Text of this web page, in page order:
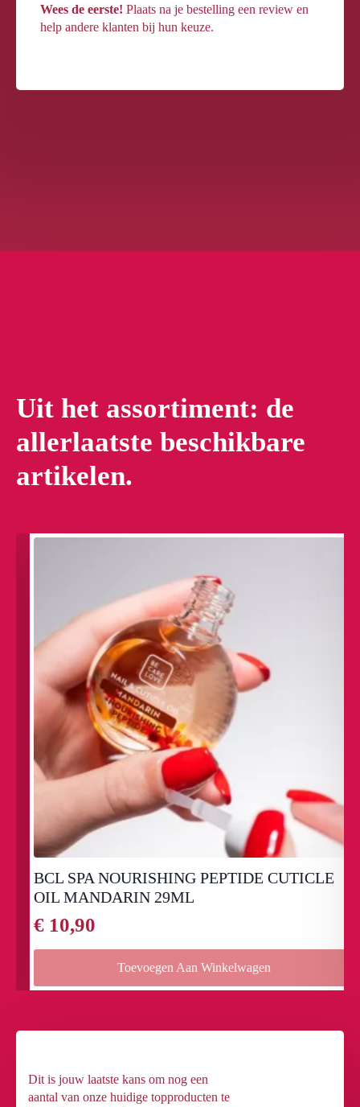
Wees de eerste! Plaats na je bestelling een review en
help andere klanten bij hun keuze.
Uit het assortiment: de
allerlaatste beschikbare
artikelen.
BCL SPA NOURISHING PEPTIDE CUTICLE
OIL MANDARIN 29ML
10,90
Toevoegen Aan Winkelwagen
Dit is jouw laatste kans om nog een
aantal van onze huidige topproducten te